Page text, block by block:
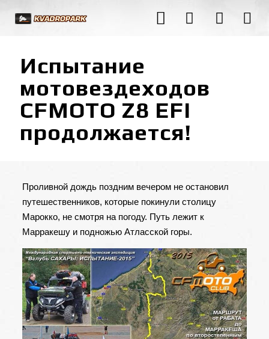
Испытание
мотовездеходов
CFMOTO Z8 EFI
продолжается!
Проливной дождь поздним вечером не остановил
путешественников, которые покинули столицу
Марокко, не смотря на погоду. Путь лежит к
Марракешу и подножью Атласской горы.